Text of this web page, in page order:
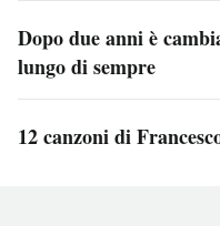
Dopo due anni è
lungo di sempre
12 canzoni di